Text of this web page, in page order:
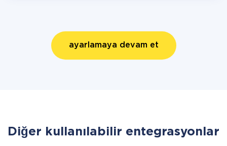
ayarlamaya devam et
Diğer kullanılabilir entegrasyonlar